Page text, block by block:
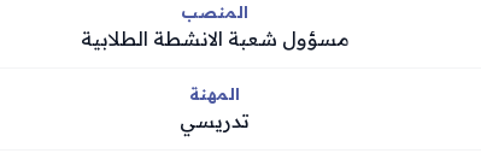
المنصب
مسؤول شعبة الانشطة الطلابية
المهنة
تدريسي